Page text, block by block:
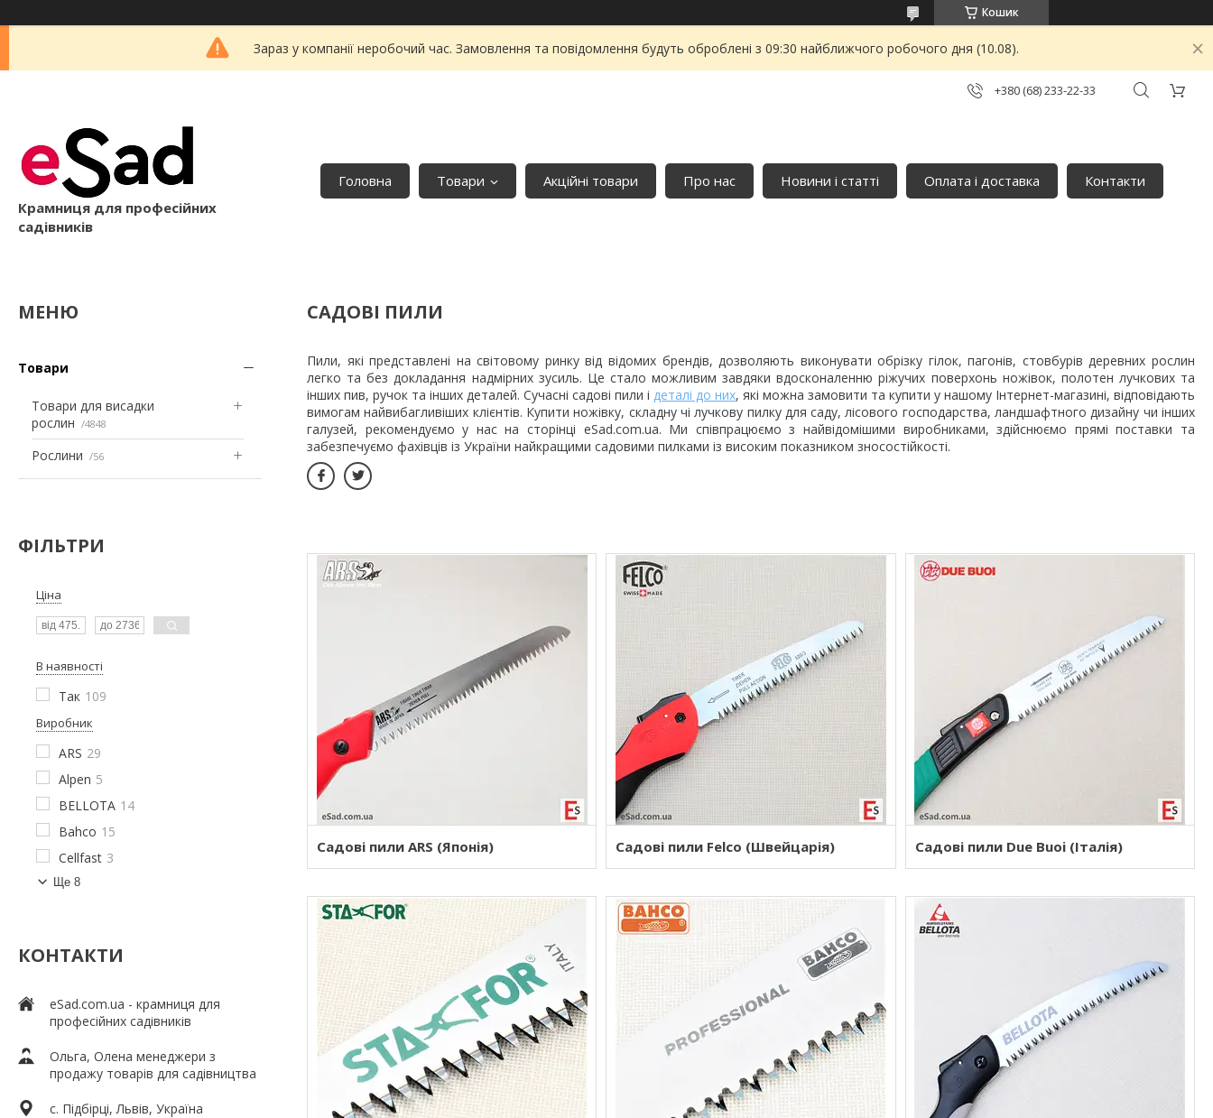
Кошик
Зараз у компанії неробочий час. Замовлення та повідомлення будуть оброблені з 09:30 найближчого робочого дня (10.08).
+380 (68) 233-22-33
Крамниця для професійних
садівників
Головна Товари Акційні товари Про нас Новини і статті Оплата і доставка Контакти
Товари
Товари для висадки
рослин
4848
Рослини 56
ФІЛЬТРИ
Ціна
В наявності
Так 109
Виробник
ARS 29
Alpen 5
BELLOTA 14
Bahco 15
Cellfast 3
Ще 8
КОНТАКТИ
eSad.com.ua - крамниця для
професійних садівників
Ольга, Олена менеджери з
продажу товарів для садівництва
c. Підбірці, Львів, Україна
САДОВІ ПИЛИ
Пили, які представлені на світовому ринку від відомих брендів, дозволяють виконувати обрізку гілок, пагонів, стовбурів деревних рослин
легко та без докладання надмірних зусиль. Це стало можливим завдяки вдосконаленню ріжучих поверхонь ножівок, полотен лучкових та
інших пив, ручок та інших деталей. Сучасні садові пили і деталі до них, які можна замовити та купити у нашому Інтернет-магазині, відповідають
вимогам найвибагливіших клієнтів. Купити ножівку, складну чі лучкову пилку для саду, лісового господарства, ландшафтного дизайну чи інших
галузей, рекомендуємо у нас на сторінці eSad.com.ua. Ми співпрацюємо з найвідомішими виробниками, здійснюємо прямі поставки та
забезпечуємо фахівців із України найкращими садовими пилками із високим показником зносостійкості.
Садові пили ARS (Японія) Садові пили Felco (Швейцарія) Садові пили Due Buoi (Італія)